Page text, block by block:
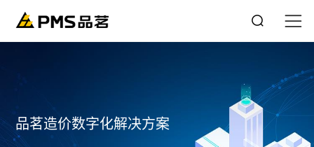
品茗造价数字化解决方案